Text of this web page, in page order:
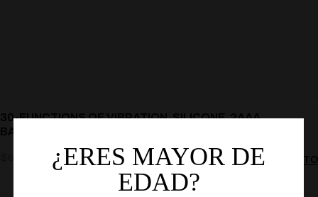
30-FUNCTIONS OF VIBRATION, SILICONE, 2AAA
BATTERIES AGO26
AÑADIR AL CARRITO
¿ERES MAYOR DE
EDAD?